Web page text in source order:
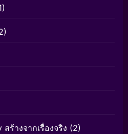
ร้างจากเรื่องจริง (2)